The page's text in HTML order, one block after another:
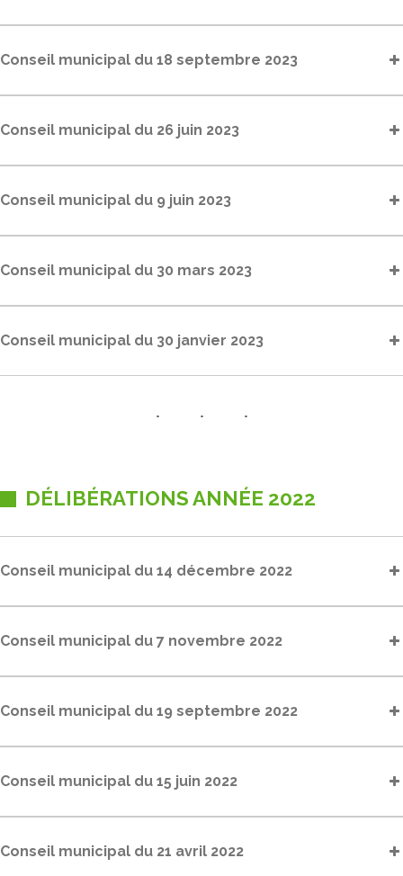
Conseil municipal du 18 septembre 2023
Conseil municipal du 26 juin 2023
Conseil municipal du 9 juin 2023
Conseil municipal du 30 mars 2023
Conseil municipal du 30 janvier 2023
DÉLIBÉRATIONS ANNÉE 2022
Conseil municipal du 14 décembre 2022
Conseil municipal du 7 novembre 2022
Conseil municipal du 19 septembre 2022
Conseil municipal du 15 juin 2022
Conseil municipal du 21 avril 2022